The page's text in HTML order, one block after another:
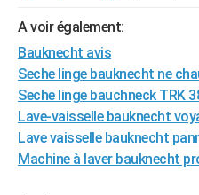
LIFESTYLE
Art de vivre
Bien-être
Loisirs
Mode
Modes de vie
SANTE
Alimentation
Guide de la santé
Maladies
Médicaments
Sommeil
VOYAGE
Destinations
City break
Voyage nature
Voyage de noces
Forum
Climat
+PHOTO
GUIDES D'ACHAT
A voir également:
Bauknecht avis
Seche linge bauknecht ne
Seche linge bauchneck TRK
Lave-vaisselle bauknecht
Lave vaisselle bauknecht
Machine à laver bauknecht